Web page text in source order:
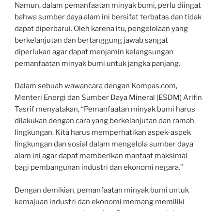
Namun, dalam pemanfaatan minyak bumi, perlu diingat
bahwa sumber daya alam ini bersifat terbatas dan tidak
dapat diperbarui. Oleh karena itu, pengelolaan yang
berkelanjutan dan bertanggung jawab sangat
diperlukan agar dapat menjamin kelangsungan
pemanfaatan minyak bumi untuk jangka panjang.
Dalam sebuah wawancara dengan Kompas.com,
Menteri Energi dan Sumber Daya Mineral (ESDM) Arifin
Tasrif menyatakan, “Pemanfaatan minyak bumi harus
dilakukan dengan cara yang berkelanjutan dan ramah
lingkungan. Kita harus memperhatikan aspek-aspek
lingkungan dan sosial dalam mengelola sumber daya
alam ini agar dapat memberikan manfaat maksimal
bagi pembangunan industri dan ekonomi negara.”
Dengan demikian, pemanfaatan minyak bumi untuk
kemajuan industri dan ekonomi memang memiliki